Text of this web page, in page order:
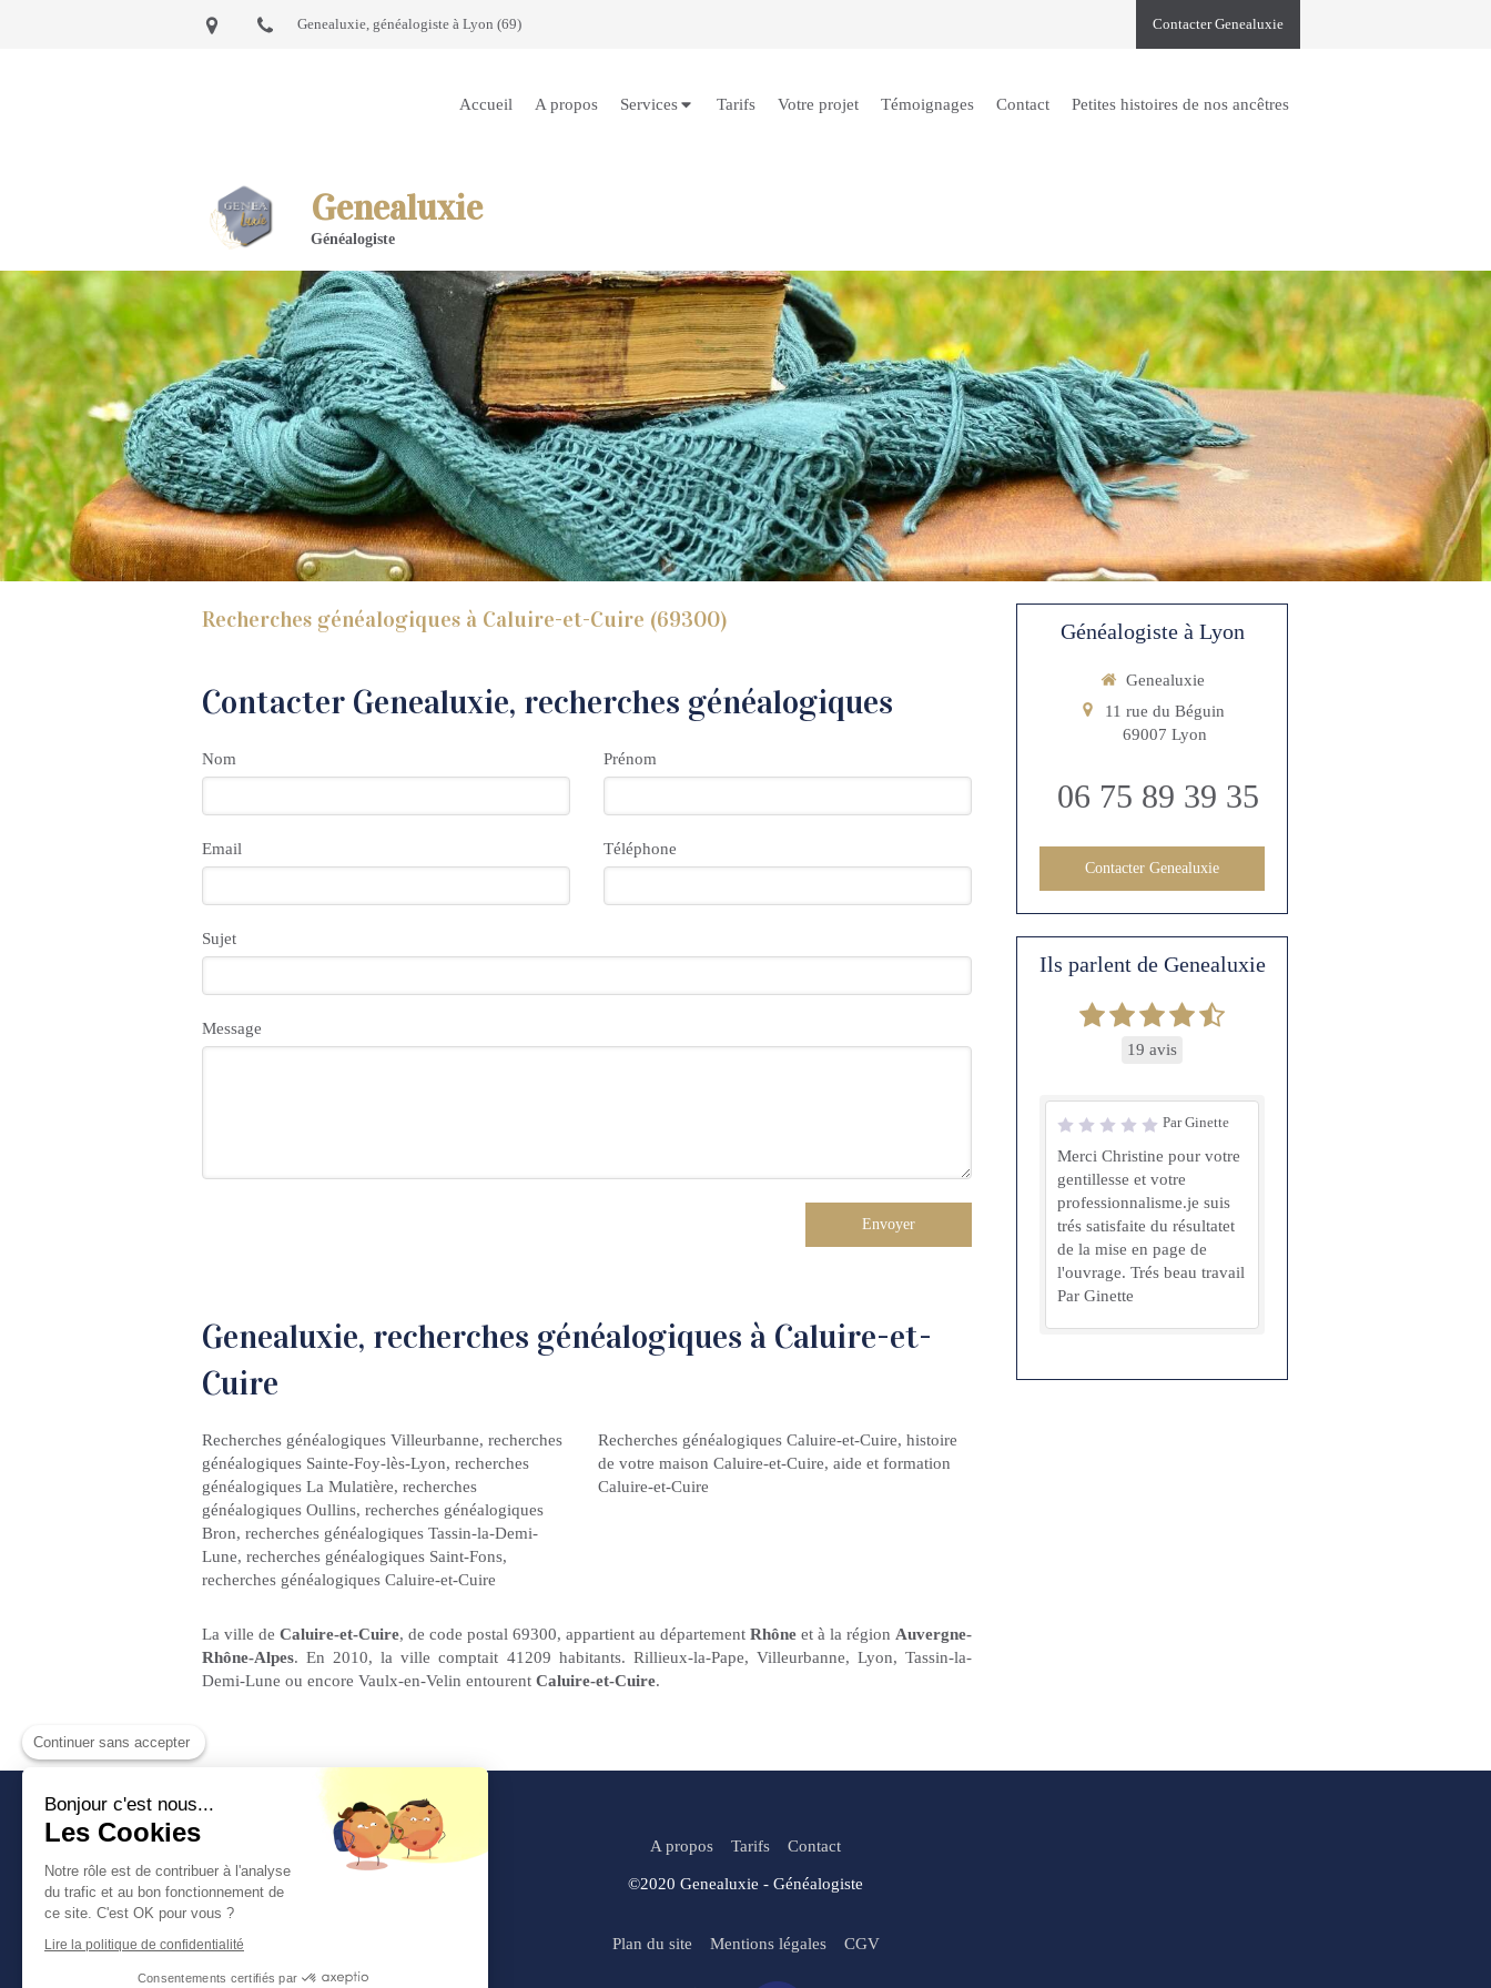
Genealuxie, généalogiste à Lyon (69) Contacter Genealuxie
Accueil A propos Services Tarifs Votre projet Témoignages Contact Petites histoires de nos ancêtres
Genealuxie
Généalogiste
Recherches généalogiques à Caluire-et-Cuire (69300)
Contacter Genealuxie, recherches généalogiques
Nom Prénom
Email Téléphone
Sujet
Message
Envoyer
Genealuxie, recherches généalogiques à Caluire-et-
Cuire
Recherches généalogiques Villeurbanne, recherches
généalogiques Sainte-Foy-lès-Lyon, recherches
généalogiques La Mulatière, recherches
généalogiques Oullins, recherches généalogiques
Bron, recherches généalogiques Tassin-la-Demi-
Lune, recherches généalogiques Saint-Fons,
recherches généalogiques Caluire-et-Cuire
Recherches généalogiques Caluire-et-Cuire, histoire
de votre maison Caluire-et-Cuire, aide et formation
Caluire-et-Cuire
La ville de Caluire-et-Cuire, de code postal 69300, appartient au département Rhône et à la région Auvergne-
Rhône-Alpes. En 2010, la ville comptait 41209 habitants. Rillieux-la-Pape, Villeurbanne, Lyon, Tassin-la-
Demi-Lune ou encore Vaulx-en-Velin entourent Caluire-et-Cuire.
Généalogiste à Lyon
Genealuxie
11 rue du Béguin
69007 Lyon
06 75 89 39 35
Contacter Genealuxie
Ils parlent de Genealuxie
19 avis
Par Ginette
Merci Christine pour votre
gentillesse et votre
professionnalisme.je suis
trés satisfaite du résultatet
de la mise en page de
l'ouvrage. Trés beau travail
Par Ginette
A propos Tarifs Contact
©2020 Genealuxie - Généalogiste
Plan du site Mentions légales CGV
Continuer sans accepter
Bonjour c'est nous...
Les Cookies
Notre rôle est de contribuer à l'analyse
du trafic et au bon fonctionnement de
ce site. C'est OK pour vous ?
Lire la politique de confidentialité
Consentements certifiés par